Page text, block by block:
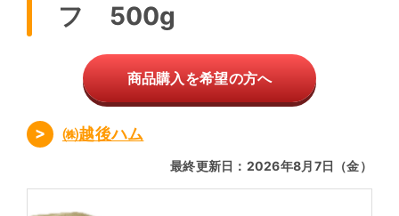
フ 500g
商品購入を希望の方へ
㈱越後ハム
最終更新日：2026年8月7日（金）